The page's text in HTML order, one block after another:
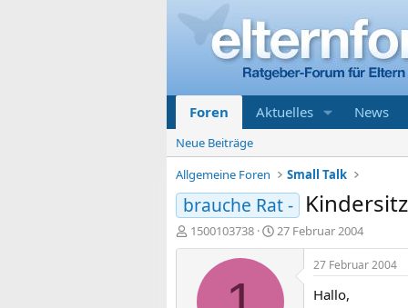
Foren Aktuelles News
Neue Beiträge
Allgemeine Foren
Small Talk
brauche Rat -
E
r
1500103738
E
r
t
27 Februar 2004
27 Februar 2004
Hallo,